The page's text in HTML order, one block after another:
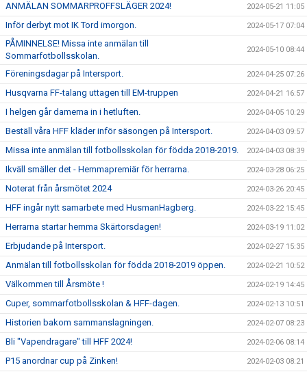
ANMÄLAN SOMMARPROFFSLÄGER 2024! 2024-05-21 11:05
Inför derbyt mot IK Tord imorgon. 2024-05-17 07:04
PÅMINNELSE! Missa inte anmälan till
Sommarfotbollsskolan.
2024-05-10 08:44
Föreningsdagar på Intersport. 2024-04-25 07:26
Husqvarna FF-talang uttagen till EM-truppen 2024-04-21 16:57
I helgen går damerna in i hetluften. 2024-04-05 10:29
Beställ våra HFF kläder inför säsongen på Intersport. 2024-04-03 09:57
Missa inte anmälan till fotbollsskolan för födda 2018-2019. 2024-04-03 08:39
Ikväll smäller det - Hemmapremiär för herrarna. 2024-03-28 06:25
Noterat från årsmötet 2024 2024-03-26 20:45
HFF ingår nytt samarbete med HusmanHagberg. 2024-03-22 15:45
Herrarna startar hemma Skärtorsdagen! 2024-03-19 11:02
Erbjudande på Intersport. 2024-02-27 15:35
Anmälan till fotbollsskolan för födda 2018-2019 öppen. 2024-02-21 10:52
Välkommen till Årsmöte ! 2024-02-19 14:45
Cuper, sommarfotbollsskolan & HFF-dagen. 2024-02-13 10:51
Historien bakom sammanslagningen. 2024-02-07 08:23
Bli "Vapendragare" till HFF 2024! 2024-02-06 08:14
P15 anordnar cup på Zinken! 2024-02-03 08:21